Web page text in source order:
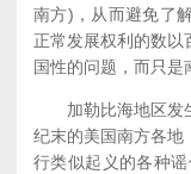
南方)，从而避免了
正常发展权利的数以
国性的问题，而只是
加勒比海地区发生
纪末的美国南方各地
行类似起义的各种